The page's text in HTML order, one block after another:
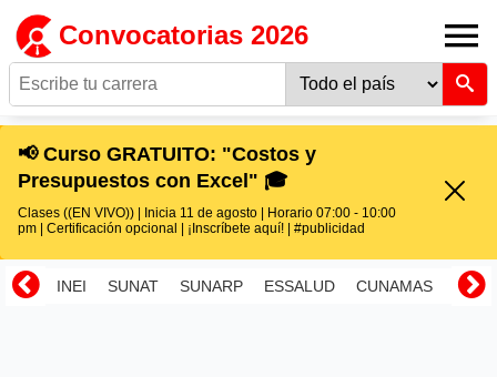
Convocatorias 2026
📢 Curso GRATUITO: "Costos y
Presupuestos con Excel" 🎓
Clases ((EN VIVO)) | Inicia 11 de agosto | Horario 07:00 - 10:00
pm | Certificación opcional | ¡Inscríbete aquí! | #publicidad
INEI SUNAT SUNARP ESSALUD CUNAMAS